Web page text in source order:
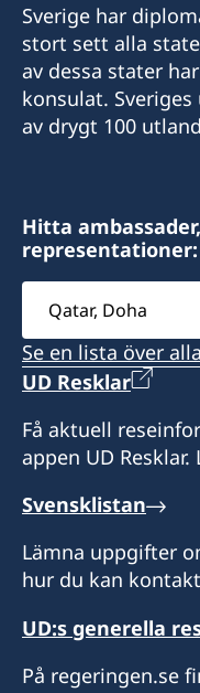
Sverige har
stort sett alla
av dessa stater
konsulat.
av drygt 100
Hitta
representationer:
Välj
ambassad
Se en lista över
UD Resklar
Få aktuell
appen UD
Svensklistan
Lämna uppgifter
hur du kan
UD:s generella
På regeringen.se